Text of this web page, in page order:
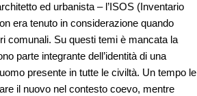
ed urbanista – l’ISOS (Inventario
era tenuto in considerazione quando
comunali. Su questi temi è mancata la
parte integrante dell’identità di una
presente in tutte le civiltà. Un tempo le
il nuovo nel contesto coevo, mentre